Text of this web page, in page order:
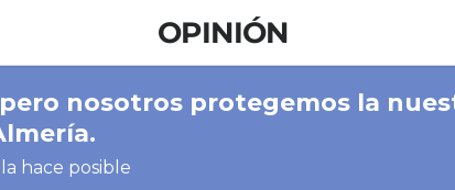
OPINIÓN